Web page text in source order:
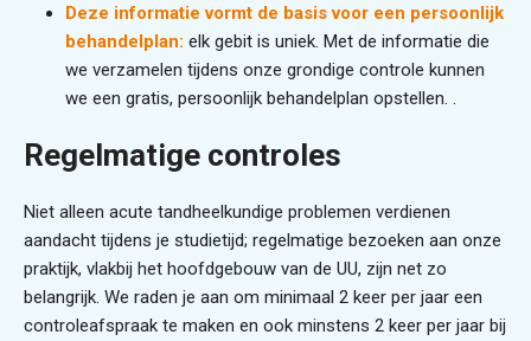
Deze informatie vormt de basis voor een persoonlijk
behandelplan: elk gebit is uniek. Met de informatie die
we verzamelen tijdens onze grondige controle kunnen
we een gratis, persoonlijk behandelplan opstellen. .
Regelmatige controles
Niet alleen acute tandheelkundige problemen verdienen
aandacht tijdens je studietijd; regelmatige bezoeken aan onze
praktijk, vlakbij het hoofdgebouw van de UU, zijn net zo
belangrijk. We raden je aan om minimaal 2 keer per jaar een
controleafspraak te maken en ook minstens 2 keer per jaar bij